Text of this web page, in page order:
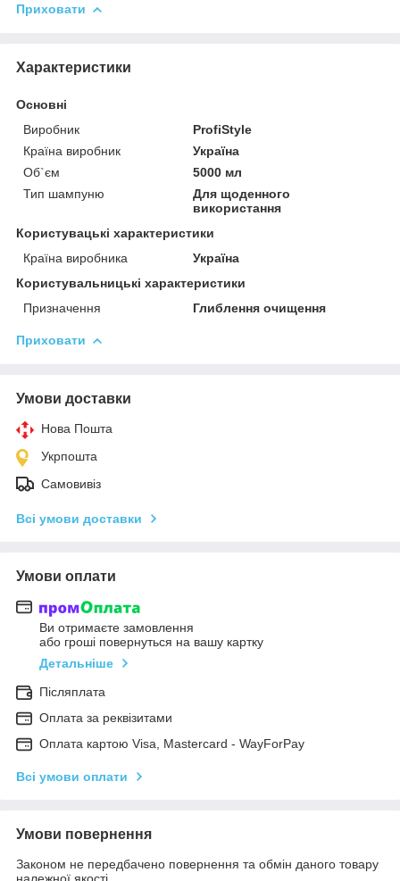
Приховати
Характеристики
Основні
Виробник
ProfiStyle
Країна виробник
Україна
Об`єм
5000 мл
Тип шампуню
Для щоденного
використання
Користувацькi характеристики
Країна виробника
Україна
Користувальницькі характеристики
Призначення
Глиблення очищення
Приховати
Умови доставки
Нова Пошта
Укрпошта
Самовивіз
Всі умови доставки
Умови оплати
Ви отримаєте замовлення
або гроші повернуться на вашу картку
Детальніше
Післяплата
Оплата за реквізитами
Оплата картою Visa, Mastercard - WayForPay
Всі умови оплати
Умови повернення
Законом не передбачено повернення та обмін даного товару